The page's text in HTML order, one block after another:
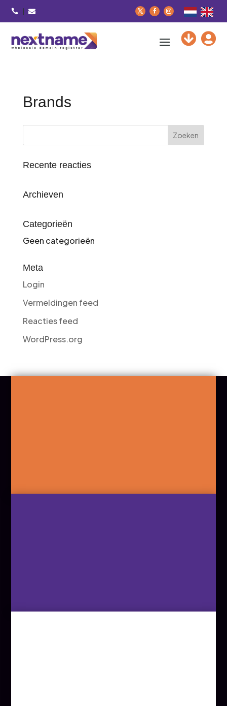
 
 
Brands
Recente reacties
Archieven
Categorieën
Geen categorieën
Meta
Login
Vermeldingen feed
Reacties feed
WordPress.org